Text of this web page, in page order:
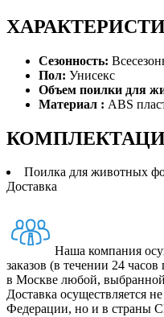
Сезонность:
Пол: Унисекс
Объем поилки для
Материал : ABS
Поилка для животных
Доставка
Наша компания
заказов (в течении 24 часов
в Москве любой,
Доставка осуществляется
Федерации, но и в страны